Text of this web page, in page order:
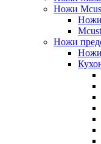
Ножи
Ножи
Ножи
Ножи